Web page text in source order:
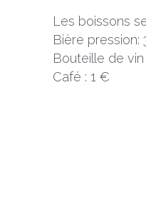
Les boissons
Bière pression:
Bouteille de vin
Café : 1 €